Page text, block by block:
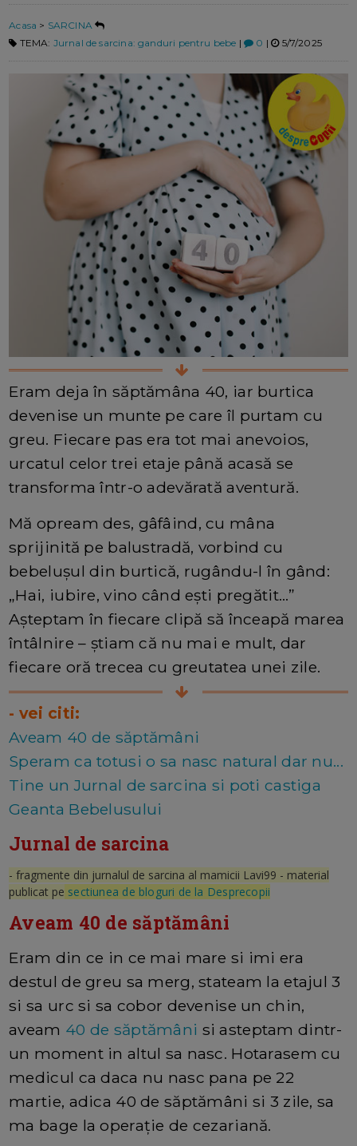
Acasa > SARCINA
TEMA: Jurnal de sarcina: ganduri pentru bebe | 0 | 5/7/2025
Eram deja în săptămâna 40, iar burtica
devenise un munte pe care îl purtam cu
greu. Fiecare pas era tot mai anevoios,
urcatul celor trei etaje până acasă se
transforma într-o adevărată aventură.
Mă opream des, gâfâind, cu mâna
sprijinită pe balustradă, vorbind cu
bebelușul din burtică, rugându-l în gând:
„Hai, iubire, vino când ești pregătit…”
Așteptam în fiecare clipă să înceapă marea
întâlnire – știam că nu mai e mult, dar
fiecare oră trecea cu greutatea unei zile.
- vei citi:
Aveam 40 de săptămâni
Speram ca totusi o sa nasc natural dar nu...
Tine un Jurnal de sarcina si poti castiga
Geanta Bebelusului
Jurnal de sarcina
- fragmente din jurnalul de sarcina al mamicii Lavi99 - material
publicat pe sectiunea de bloguri de la Desprecopii
Aveam 40 de săptămâni
Eram din ce in ce mai mare si imi era
destul de greu sa merg, stateam la etajul 3
si sa urc si sa cobor devenise un chin,
aveam 40 de săptămâni si asteptam dintr-
un moment in altul sa nasc. Hotarasem cu
medicul ca daca nu nasc pana pe 22
martie, adica 40 de săptămâni si 3 zile, sa
ma bage la operație de cezariană.